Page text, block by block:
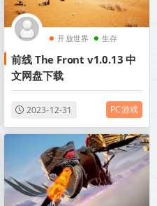
开放世界 生存
前线 The Front v1.0.13 中
文网盘下载
2023-12-31 PC游戏